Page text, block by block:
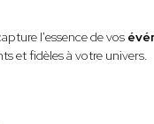
l'essence de vos
et fidèles à votre univers.